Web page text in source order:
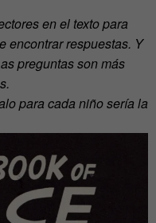
en el texto para
encontrar respuestas. Y
preguntas son más
para cada niño sería la